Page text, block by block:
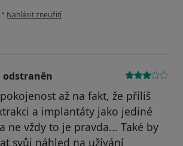
• podle názoru uživatele Váš účet byl odstraněn
Nahlásit zneužití
odstraněn
až na fakt, že příliš
a implantáty jako jediné
ne vždy to je pravda... Také by
svůj náhled na užívání